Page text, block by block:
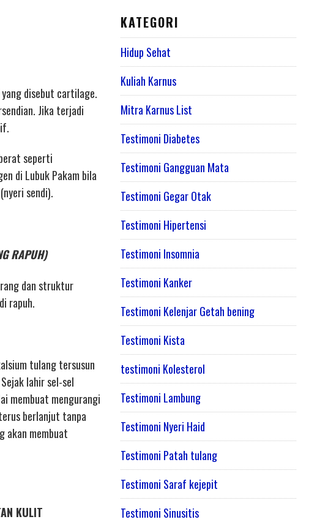
disebut cartilage.
Jika terjadi
seperti
di Lubuk Pakam bila
sendi).
RAPUH)
dan struktur
rapuh.
tulang tersusun
lahir sel-sel
membuat mengurangi
berlanjut tanpa
akan membuat
KULIT
KATEGORI
Hidup Sehat
Kuliah Karnus
Mitra Karnus List
Testimoni Diabetes
Testimoni Gangguan Mata
Testimoni Gegar Otak
Testimoni Hipertensi
Testimoni Insomnia
Testimoni Kanker
Testimoni Kelenjar Getah bening
Testimoni Kista
testimoni Kolesterol
Testimoni Lambung
Testimoni Nyeri Haid
Testimoni Patah tulang
Testimoni Saraf kejepit
Testimoni Sinusitis